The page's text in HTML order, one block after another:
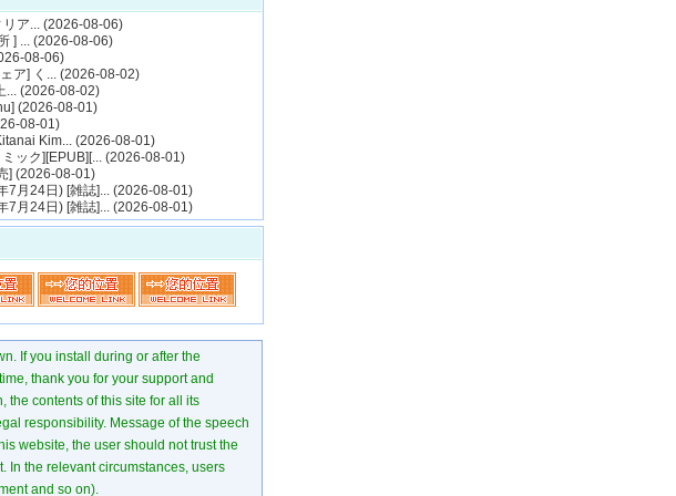
ア... (2026-08-06)
] ... (2026-08-06)
08-06)
ア] く... (2026-08-02)
... (2026-08-02)
(2026-08-01)
08-01)
Kim... (2026-08-01)
ック][EPUB][... (2026-08-01)
] (2026-08-01)
7月24日) [雑誌]... (2026-08-01)
7月24日) [雑誌]... (2026-08-01)
If you install during or after the
thank you for your support and
the contents of this site for all its
responsibility. Message of the speech
website, the user should not trust the
In the relevant circumstances, users
and so on).